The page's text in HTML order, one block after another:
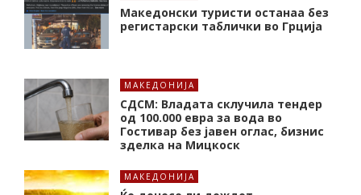
Македонски туристи останаа без
регистарски таблички во Грција
МАКЕДОНИЈА
СДСМ: Владата склучила тендер
од 100.000 евра за вода во
Гостивар без јавен оглас, бизнис
зделка на Мицкоск
МАКЕДОНИЈА